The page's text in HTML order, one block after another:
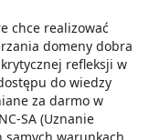
chce realizować
domeny dobra
refleksji w
do wiedzy
za darmo w
SA (Uznanie